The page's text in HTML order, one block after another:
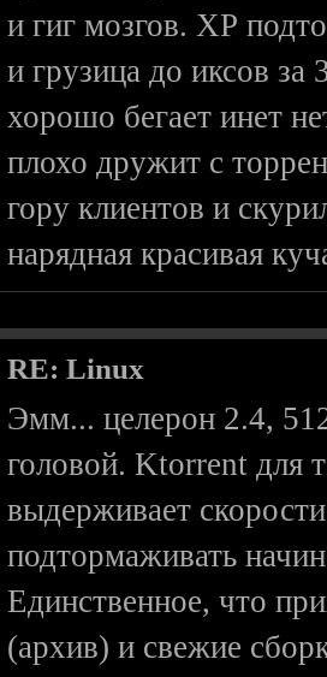
и гиг мозгов. ХР
и грузица до иксов за
хорошо бегает инет
плохо дружит с
гору клиентов и
нарядная красивая
RE: Linux
Эмм... целерон 2.4,
головой. Ktorrent для
выдерживает
подтормаживать
Единственное, что
(архив) и свежие